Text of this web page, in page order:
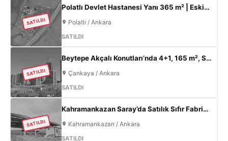
SATILDI
Polatlı Devlet Hastanesi Yanı 365 m² | Eskişehir Yolu Cepheli | Ticari+Konut İmarlı Arsa
Polatlı / Ankara
SATILDI
SATILDI
Beytepe Akçalı Konutları’nda 4+1, 165 m², Sıfır Lüks Daire | Site İçi, Otoparklı, Takasa Uygun
Çankaya / Ankara
SATILDI
SATILDI
Kahramankazan Saray’da Satılık Sıfır Fabrika | 11 m Tavan | 200 KW
Kahramankazan / Ankara
SATILDI